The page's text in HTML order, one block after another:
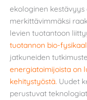
ekologinen
merkittävimmäksi
levien tuotantoon
tuotannon bio-
jatkuneiden
energiatoimijoista on
kehitystyöstä. Uudet
perustuvat